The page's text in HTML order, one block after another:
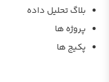
بلاگ تحلیل داده
پروژه ها
پکیج ها